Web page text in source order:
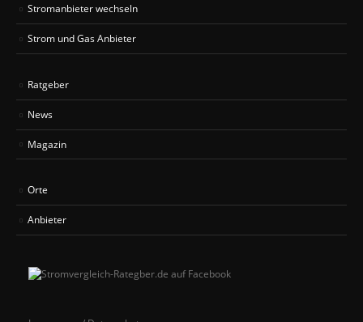
Stromanbieter wechseln
Strom und Gas Anbieter
Ratgeber
News
Magazin
Orte
Anbieter